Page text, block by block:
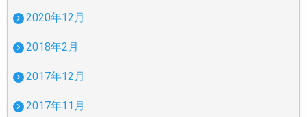
2020年12月
2018年2月
2017年12月
2017年11月